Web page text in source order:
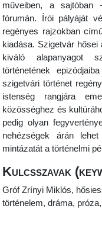
műveiben, a sajtóban
fórumán. Írói pályáját
regényes rajzokban
kiadása. Szigetvár
kiváló alapanyagot
történetének
szigetvári történet
istenség rangjára
közösséghez és
pedig olyan
nehézségek árán
mintázatát a történelmi
Kulcsszavak
Gróf Zrínyi Miklós,
történelem, dráma,